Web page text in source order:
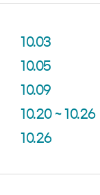
10.03
10.05
10.09
10.20 ~ 10.26
10.26